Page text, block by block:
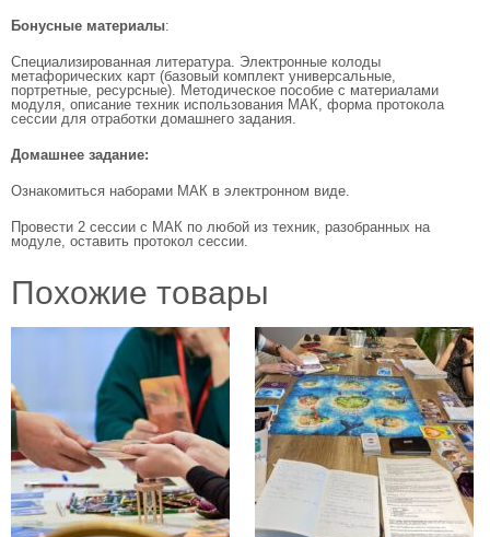
Бонусные материалы:
Специализированная литература. Электронные колоды
метафорических карт (базовый комплект универсальные,
портретные, ресурсные). Методическое пособие с материалами
модуля, описание техник использования МАК, форма протокола
сессии для отработки домашнего задания.
Домашнее задание:
Ознакомиться наборами МАК в электронном виде.
Провести 2 сессии с МАК по любой из техник, разобранных на
модуле, оставить протокол сессии.
Похожие товары